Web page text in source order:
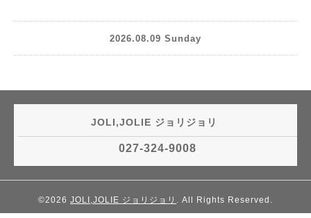
2026.08.09 Sunday
JOLI,JOLIE ジョリジョリ
027-324-9008
©2026 JOLI,JOLIE ジョリジョリ . All Rights Reserved.